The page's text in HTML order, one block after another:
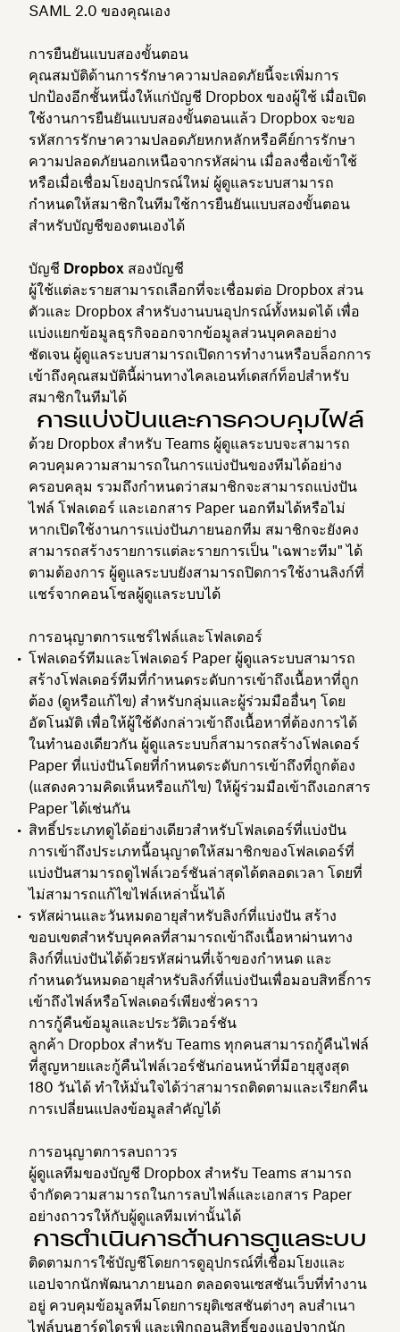
SAML 2.0 ของคุณเอง
การยืนยันแบบสองขั้นตอน
คุณสมบัติด้านการรักษาความปลอดภัยนี้จะเพิ่มการ
ปกป้องอีกชั้นหนึ่งให้แก่บัญชี Dropbox ของผู้ใช้ เมื่อเปิด
ใช้งานการยืนยันแบบสองขั้นตอนแล้ว Dropbox จะขอ
รหัสการรักษาความปลอดภัยหกหลักหรือคีย์การรักษา
ความปลอดภัยนอกเหนือจากรหัสผ่าน เมื่อลงชื่อเข้าใช้
หรือเมื่อเชื่อมโยงอุปกรณ์ใหม่ ผู้ดูแลระบบสามารถ
กำหนดให้สมาชิกในทีมใช้การยืนยันแบบสองขั้นตอน
สำหรับบัญชีของตนเองได้
บัญชี Dropbox สองบัญชี
ผู้ใช้แต่ละรายสามารถเลือกที่จะเชื่อมต่อ Dropbox ส่วน
ตัวและ Dropbox สำหรับงานบนอุปกรณ์ทั้งหมดได้ เพื่อ
แบ่งแยกข้อมูลธุรกิจออกจากข้อมูลส่วนบุคคลอย่าง
ชัดเจน ผู้ดูแลระบบสามารถเปิดการทำงานหรือบล็อกการ
เข้าถึงคุณสมบัตินี้ผ่านทางไคลเอนท์เดสก์ท็อปสำหรับ
สมาชิกในทีมได้
การแบ่งปันและการควบคุมไฟล์
ด้วย Dropbox สำหรับ Teams ผู้ดูแลระบบจะสามารถ
ควบคุมความสามารถในการแบ่งปันของทีมได้อย่าง
ครอบคลุม รวมถึงกำหนดว่าสมาชิกจะสามารถแบ่งปัน
ไฟล์ โฟลเดอร์ และเอกสาร Paper นอกทีมได้หรือไม่
หากเปิดใช้งานการแบ่งปันภายนอกทีม สมาชิกจะยังคง
สามารถสร้างรายการแต่ละรายการเป็น "เฉพาะทีม" ได้
ตามต้องการ ผู้ดูแลระบบยังสามารถปิดการใช้งานลิงก์ที่
แชร์จากคอนโซลผู้ดูแลระบบได้
การอนุญาตการแชร์ไฟล์และโฟลเดอร์
โฟลเดอร์ทีมและโฟลเดอร์ Paper ผู้ดูแลระบบสามารถ
สร้างโฟลเดอร์ทีมที่กำหนดระดับการเข้าถึงเนื้อหาที่ถูก
ต้อง (ดูหรือแก้ไข) สำหรับกลุ่มและผู้ร่วมมืออื่นๆ โดย
อัตโนมัติ เพื่อให้ผู้ใช้ดังกล่าวเข้าถึงเนื้อหาที่ต้องการได้
ในทำนองเดียวกัน ผู้ดูแลระบบก็สามารถสร้างโฟลเดอร์
Paper ที่แบ่งปันโดยที่กำหนดระดับการเข้าถึงที่ถูกต้อง
(แสดงความคิดเห็นหรือแก้ไข) ให้ผู้ร่วมมือเข้าถึงเอกสาร
Paper ได้เช่นกัน
สิทธิ์ประเภทดูได้อย่างเดียวสำหรับโฟลเดอร์ที่แบ่งปัน
การเข้าถึงประเภทนี้อนุญาตให้สมาชิกของโฟลเดอร์ที่
แบ่งปันสามารถดูไฟล์เวอร์ชันล่าสุดได้ตลอดเวลา โดยที่
ไม่สามารถแก้ไขไฟล์เหล่านั้นได้
รหัสผ่านและวันหมดอายุสำหรับลิงก์ที่แบ่งปัน สร้าง
ขอบเขตสำหรับบุคคลที่สามารถเข้าถึงเนื้อหาผ่านทาง
ลิงก์ที่แบ่งปันได้ด้วยรหัสผ่านที่เจ้าของกำหนด และ
กำหนดวันหมดอายุสำหรับลิงก์ที่แบ่งปันเพื่อมอบสิทธิ์การ
เข้าถึงไฟล์หรือโฟลเดอร์เพียงชั่วคราว
การกู้คืนข้อมูลและประวัติเวอร์ชัน
ลูกค้า Dropbox สำหรับ Teams ทุกคนสามารถกู้คืนไฟล์
ที่สูญหายและกู้คืนไฟล์เวอร์ชันก่อนหน้าที่มีอายุสูงสุด
180 วันได้ ทำให้มั่นใจได้ว่าสามารถติดตามและเรียกคืน
การเปลี่ยนแปลงข้อมูลสำคัญได้
การอนุญาตการลบถาวร
ผู้ดูแลทีมของบัญชี Dropbox สำหรับ Teams สามารถ
จำกัดความสามารถในการลบไฟล์และเอกสาร Paper
อย่างถาวรให้กับผู้ดูแลทีมเท่านั้นได้
การดำเนินการด้านการดูแลระบบ
ติดตามการใช้บัญชีโดยการดูอุปกรณ์ที่เชื่อมโยงและ
แอปจากนักพัฒนาภายนอก ตลอดจนเซสชันเว็บที่ทำงาน
อยู่ ควบคุมข้อมูลทีมโดยการยุติเซสชันต่างๆ ลบสำเนา
ไฟล์บนฮาร์ดไดรฟ์ และเพิกถอนสิทธิ์ของแอปจากนัก